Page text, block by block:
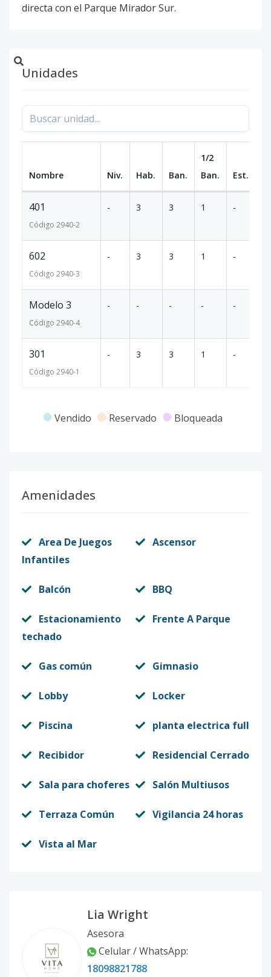
directa con el Parque Mirador Sur.
Unidades
Nombre Niv. Hab. Ban.
1/2
Ban.
Est.
401
Código 2940-2
- 3 3 1 -
602
Código 2940-3
- 3 3 1 -
Modelo 3
Código 2940-4
- - - - -
301
Código 2940-1
- 3 3 1 -
Vendido Reservado Bloqueada
Amenidades
Area De Juegos
Infantiles
Ascensor
Balcón BBQ
Estacionamiento
techado
Frente A Parque
Gas común Gimnasio
Lobby Locker
Piscina planta electrica full
Recibidor Residencial Cerrado
Sala para choferes Salón Multiusos
Terraza Común Vigilancia 24 horas
Vista al Mar
Lia Wright
Asesora
Celular / WhatsApp:
18098821788